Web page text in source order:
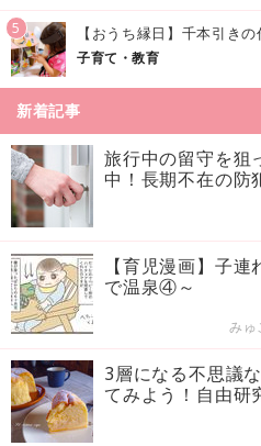
5
子育て・教育
新着記事
旅行中の留守を狙
中！長期不在の防
【育児漫画】子
で温泉④～
みゅ
3層になる不思議
てみよう！自由研